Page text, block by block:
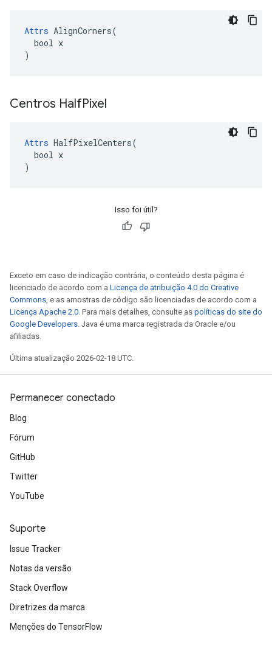
Attrs AlignCorners(
  bool x
)
Centros HalfPixel
Attrs HalfPixelCenters(
  bool x
)
Isso foi útil?
Exceto em caso de indicação contrária, o conteúdo desta página é
licenciado de acordo com a Licença de atribuição 4.0 do Creative
Commons, e as amostras de código são licenciadas de acordo com a
Licença Apache 2.0. Para mais detalhes, consulte as políticas do site do
Google Developers. Java é uma marca registrada da Oracle e/ou
afiliadas.
Última atualização 2026-02-18 UTC.
Permanecer conectado
Blog
Fórum
GitHub
Twitter
YouTube
Suporte
Issue Tracker
Notas da versão
Stack Overflow
Diretrizes da marca
Menções do TensorFlow